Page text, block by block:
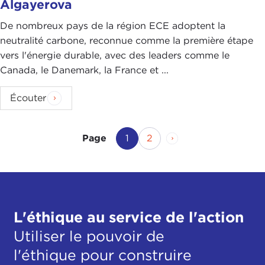
Algayerova
De nombreux pays de la région ECE adoptent la
neutralité carbone, reconnue comme la première étape
vers l'énergie durable, avec des leaders comme le
Canada, le Danemark, la France et ...
Écouter
Page Page suivante
Page actuelle
1 Page
2
L'éthique au service de l'action
Utiliser le pouvoir de
l'éthique pour construire